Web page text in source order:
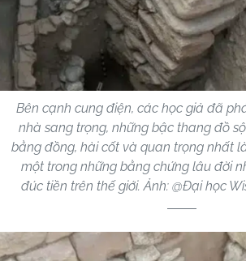
Bên cạnh cung điện, các học giả đã
nhà sang trọng, những bậc thang đồ
bằng đồng, hài cốt và quan trọng nhất
một trong những bằng chứng lâu đời
đúc tiền trên thế giới. Ảnh: @Đại học